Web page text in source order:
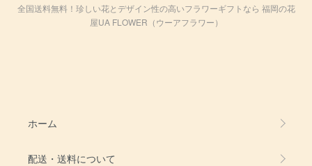
全国送料無料！珍しい花とデザイン性の高いフラワーギフトなら 福岡の花
屋UA FLOWER（ウーアフラワー）
ホーム
配送・送料について